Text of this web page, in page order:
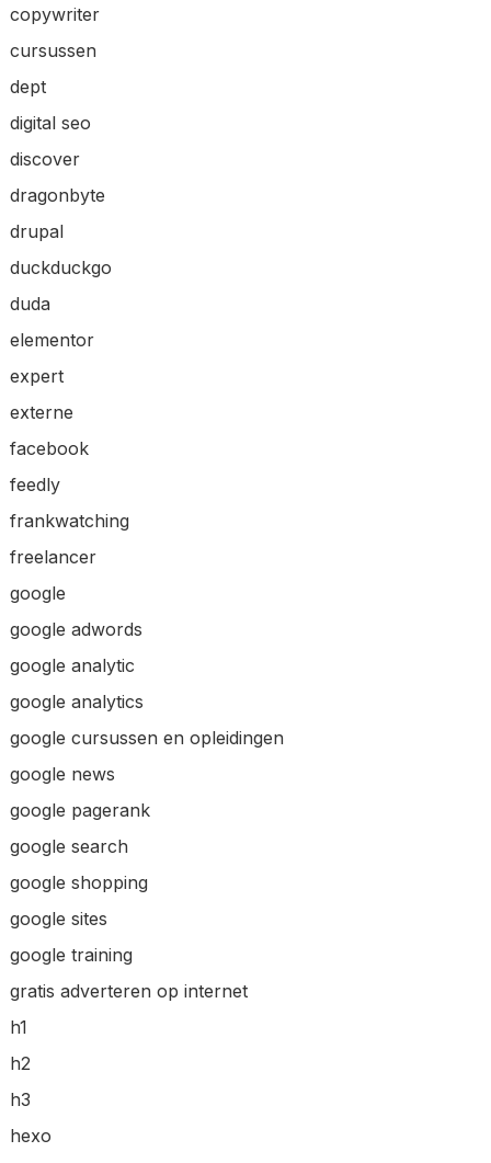
copywriter
cursussen
dept
digital seo
discover
dragonbyte
drupal
duckduckgo
duda
elementor
expert
externe
facebook
feedly
frankwatching
freelancer
google
google adwords
google analytic
google analytics
google cursussen en opleidingen
google news
google pagerank
google search
google shopping
google sites
google training
gratis adverteren op internet
h1
h2
h3
hexo